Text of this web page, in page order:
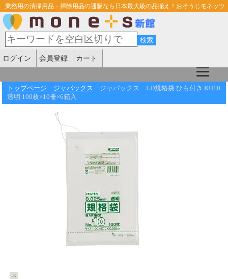
業務用の清掃用品・掃除用品の通販なら日本最大級の品揃え！おそうじモネッツ
ログイン 会員登録 カート
トップページ ジャパックス
ジャパックス LD規格袋 ひも付き KU10
透明 100枚×10冊×6箱入